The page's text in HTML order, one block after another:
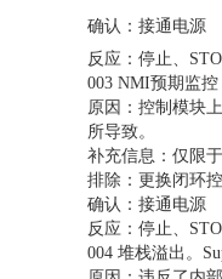
确认：接通电源
反应：停止、
003 NMI预期监
原因：控制模块
所导致。
补充信息：仅限
排除：更换闭环控
确认：接通电源
反应：停止、
004 堆栈溢出。